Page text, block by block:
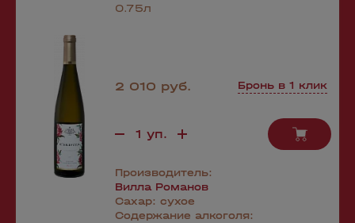
0.75л
2 010 руб. Бронь в 1 клик
Производитель:
Вилла Романов
Сахар: сухое
Содержание алкоголя: